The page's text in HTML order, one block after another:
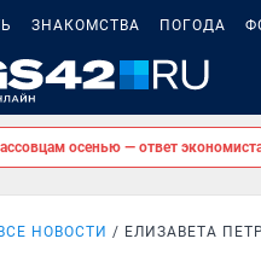
ЗНАКОМСТВА ПОГОДА
осенью — ответ
ВСЕ НОВОСТИ ЕЛИЗАВЕТА